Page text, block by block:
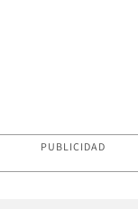
PUBLICIDAD